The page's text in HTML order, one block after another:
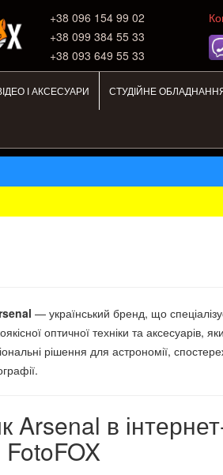
+38 ‎096 154 99 02
+38 099 384 55 33
+38 093 649 55 33
І АКСЕСУАРИ СТУДІЙНЕ
— український бренд, що
оптичної техніки та аксесуарів,
рішення для астрономії,
Arsenal в
FotoFOX